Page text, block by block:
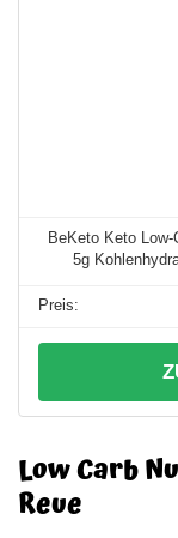
BeKeto Keto
5g
Low Carb
Reue